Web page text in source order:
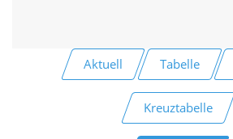
Aktuell Tabelle
Kreuztabelle